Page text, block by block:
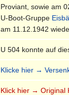
Proviant, sowie am
U-Boot-Gruppe
am 11.12.1942
U 504 konnte auf
Klicke hier →
Klick hier → Original